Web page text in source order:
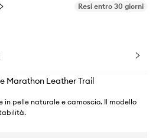
Resi entro 30 giorni
Marathon Leather Trail
in pelle naturale e camoscio. Il modello